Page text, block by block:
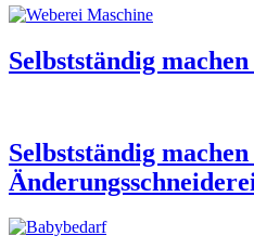
Selbstständig
Selbstständig